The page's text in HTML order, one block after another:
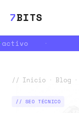
7BITS
// Inicio · Blog ·
// SEO TÉCNICO